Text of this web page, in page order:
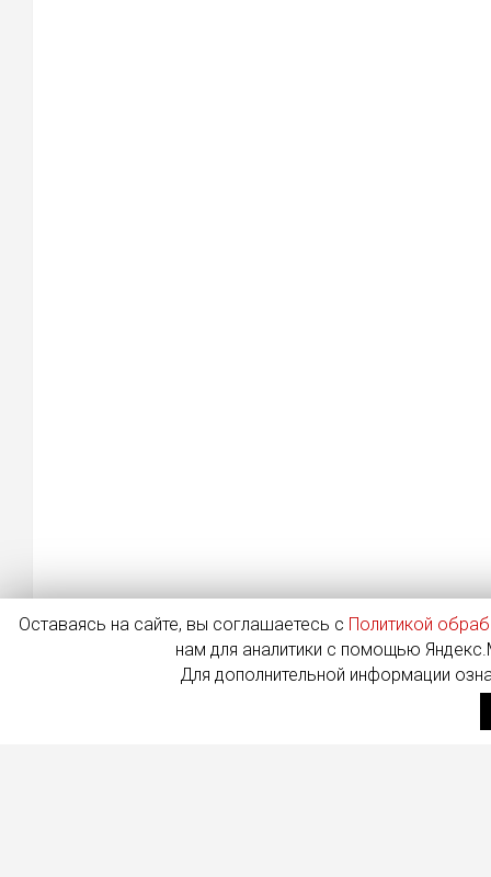
Оставаясь на сайте, вы соглашаетесь с Политикой
нам для аналитики с помощью
Для дополнительной информации